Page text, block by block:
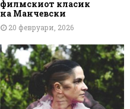
филмскиот класик
на Манчевски
20 февруари, 2026